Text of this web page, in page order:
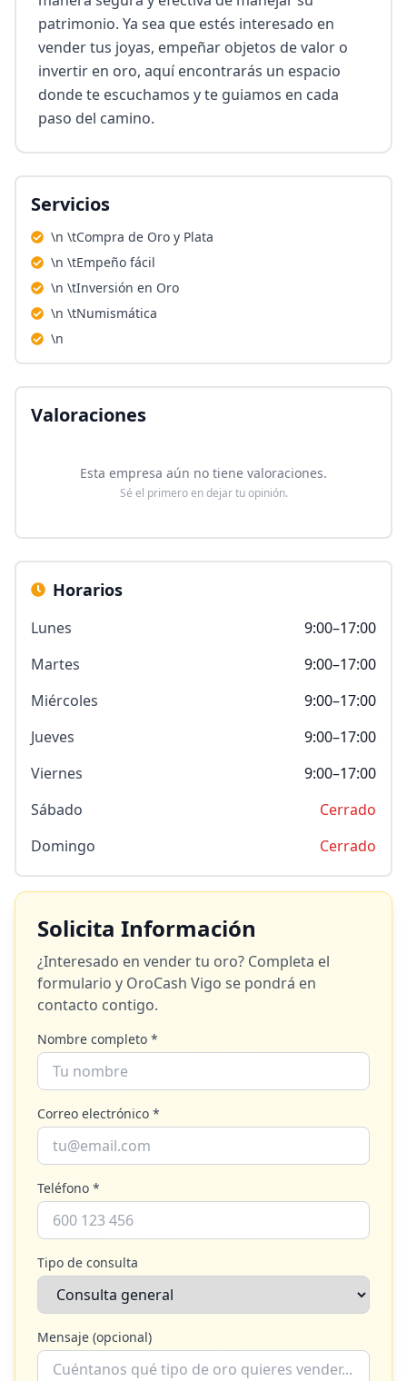
patrimonio. Ya sea que estés interesado en
vender tus joyas, empeñar objetos de valor o
invertir en oro, aquí encontrarás un espacio
donde te escuchamos y te guiamos en cada
paso del camino.
Servicios
\n \tCompra de Oro y Plata
\n \tEmpeño fácil
\n \tInversión en Oro
\n \tNumismática
\n
Valoraciones
Esta empresa aún no tiene valoraciones.
Sé el primero en dejar tu opinión.
Horarios
Lunes
9:00–17:00
Martes
9:00–17:00
Miércoles
9:00–17:00
Jueves
9:00–17:00
Viernes
9:00–17:00
Sábado
Cerrado
Domingo
Cerrado
Solicita Información
¿Interesado en vender tu oro? Completa el
formulario y OroCash Vigo se pondrá en
contacto contigo.
Nombre completo *
Correo electrónico *
Teléfono *
Tipo de consulta
Mensaje (opcional)